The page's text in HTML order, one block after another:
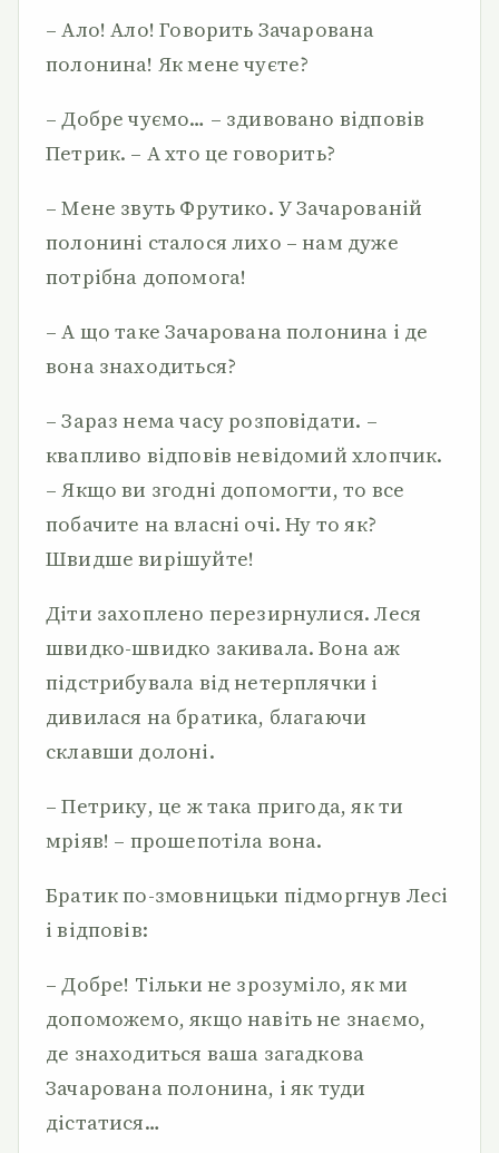
– Ало! Ало! Говорить Зачарована
полонина! Як мене чуєте?
– Добре чуємо… – здивовано відповів
Петрик. – А хто це говорить?
– Мене звуть Фрутико. У Зачарованій
полонині сталося лихо – нам дуже
потрібна допомога!
– А що таке Зачарована полонина і де
вона знаходиться?
– Зараз нема часу розповідати. –
квапливо відповів невідомий хлопчик.
– Якщо ви згодні допомогти, то все
побачите на власні очі. Ну то як?
Швидше вирішуйте!
Діти захоплено перезирнулися. Леся
швидко-швидко закивала. Вона аж
підстрибувала від нетерплячки і
дивилася на братика, благаючи
склавши долоні.
– Петрику, це ж така пригода, як ти
мріяв! – прошепотіла вона.
Братик по-змовницьки підморгнув Лесі
і відповів:
– Добре! Тільки не зрозуміло, як ми
допоможемо, якщо навіть не знаємо,
де знаходиться ваша загадкова
Зачарована полонина, і як туди
дістатися…